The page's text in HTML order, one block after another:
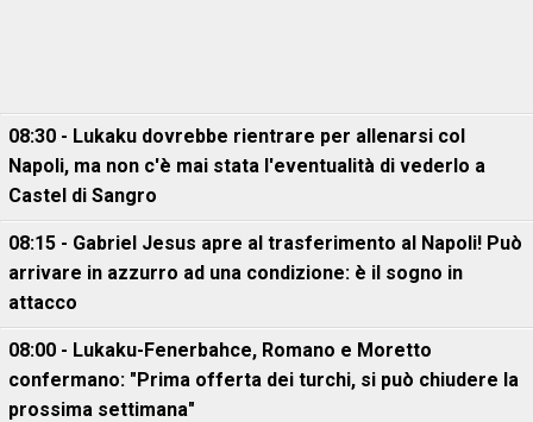
08:30 - Lukaku dovrebbe rientrare per allenarsi col
Napoli, ma non c'è mai stata l'eventualità di vederlo a
Castel di Sangro
08:15 - Gabriel Jesus apre al trasferimento al Napoli! Può
arrivare in azzurro ad una condizione: è il sogno in
attacco
08:00 - Lukaku-Fenerbahce, Romano e Moretto
confermano: "Prima offerta dei turchi, si può chiudere la
prossima settimana"